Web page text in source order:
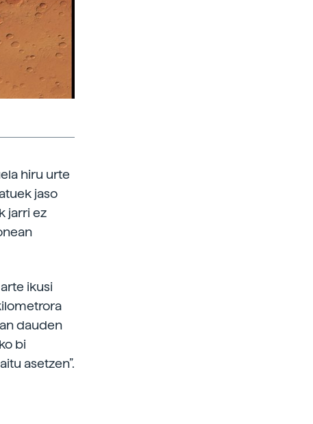
hiru urte
jaso
jarri ez
ikusi
dauden
bi
asetzen”.